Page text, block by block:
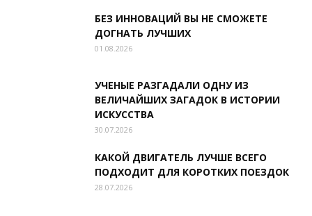
БЕЗ ИННОВАЦИЙ ВЫ НЕ СМОЖЕТЕ
ДОГНАТЬ ЛУЧШИХ
01.08.2026
УЧЕНЫЕ РАЗГАДАЛИ ОДНУ ИЗ
ВЕЛИЧАЙШИХ ЗАГАДОК В ИСТОРИИ
ИСКУССТВА
30.07.2026
КАКОЙ ДВИГАТЕЛЬ ЛУЧШЕ ВСЕГО
ПОДХОДИТ ДЛЯ КОРОТКИХ ПОЕЗДОК
28.07.2026